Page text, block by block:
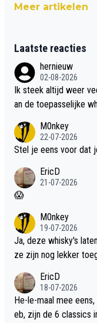
Meer artikelen
Laatste reacties
hernieuw
02-08-2026
Ik steek altijd weer
an de toepasselijke
M0nkey
22-07-2026
Stel je eens voor dat
EricD
21-07-2026
😱
M0nkey
19-07-2026
Ja, deze whisky's
ze zijn nog lekker
EricD
18-07-2026
He-le-maal mee
eb, zijn de 6